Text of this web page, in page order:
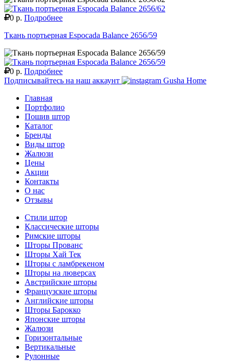
0 р. Подробнее
Ткань портьерная Espocada Balance 2656/59
0 р. Подробнее
Подписывайтесь на наш аккаунт
Gusha Home
Главная
Портфолио
Пошив штор
Каталог
Бренды
Виды штор
Жалюзи
Цены
Акции
Контакты
О нас
Отзывы
Стили штор
Классические шторы
Римские шторы
Шторы Прованс
Шторы Хай Тек
Шторы с ламбрекеном
Шторы на люверсах
Австрийские шторы
Французские шторы
Английские шторы
Шторы Барокко
Японские шторы
Жалюзи
Горизонтальные
Вертикальные
Рулонные